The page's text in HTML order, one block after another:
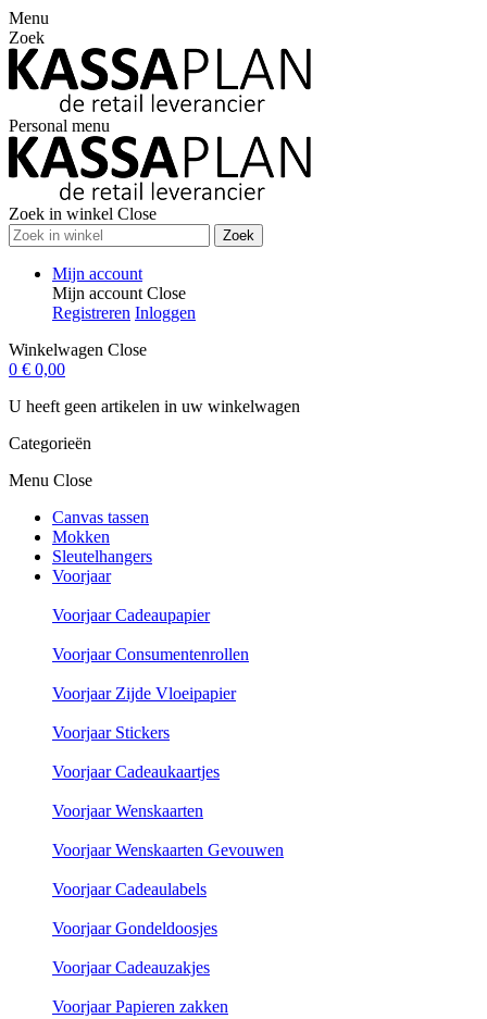
Menu
Zoek
Personal menu
Zoek in winkel Close
Zoek
Mijn account
Mijn account Close
Registreren Inloggen
Winkelwagen Close
0 € 0,00
U heeft geen artikelen in uw winkelwagen
Categorieën
Menu Close
Canvas tassen
Mokken
Sleutelhangers
Voorjaar
Voorjaar Cadeaupapier
Voorjaar Consumentenrollen
Voorjaar Zijde Vloeipapier
Voorjaar Stickers
Voorjaar Cadeaukaartjes
Voorjaar Wenskaarten
Voorjaar Wenskaarten Gevouwen
Voorjaar Cadeaulabels
Voorjaar Gondeldoosjes
Voorjaar Cadeauzakjes
Voorjaar Papieren zakken